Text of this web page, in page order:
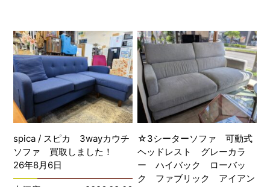
spica / スピカ 3wayカウチ
ソファ 買取しました！
26年8月6日
☆3シーターソファ 可動式
ヘッドレスト グレーカラ
ー ハイバック ローバッ
ク ファブリック アイアン